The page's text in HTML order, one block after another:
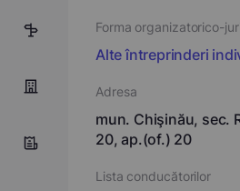
5
Forma organizatorico-
Alte întreprinderi
Adresa
mun. Chişinău, sec.
20, ap.(of.) 20
Lista conducătorilor